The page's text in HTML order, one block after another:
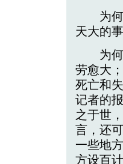
为何村
天大的
为何乡
劳愈大
死亡和
记者的
之于世
言，还
一些地
方设百